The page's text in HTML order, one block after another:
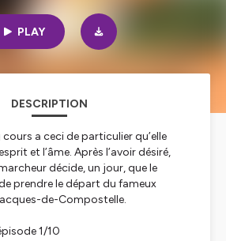
PLAY
DESCRIPTION
a ceci de particulier qu’elle
et l’âme. Après l’avoir désiré,
décide, un jour, que le
prendre le départ du fameux
de-Compostelle.
1/10